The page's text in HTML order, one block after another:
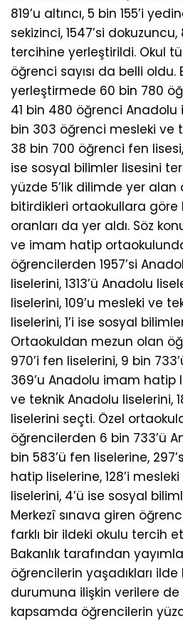
819’u altıncı, 5 bin 155’i
sekizinci, 1547’si
tercihine yerleştirildi. Okul
öğrenci sayısı da belli
yerleştirmede 60 bin 780
41 bin 480 öğrenci
bin 303 öğrenci mesleki ve
38 bin 700 öğrenci fen
ise sosyal bilimler lisesini
yüzde 5’lik dilimde yer alan
bitirdikleri ortaokullara göre
oranları da yer aldı. Söz
ve imam hatip
öğrencilerden 1957’si
liselerini, 1313’ü Anadolu
liselerini, 109’u mesleki ve
liselerini, 1’i ise sosyal
Ortaokuldan mezun olan
970’i fen liselerini, 9 bin
369’u Anadolu imam hatip
ve teknik Anadolu liselerini,
liselerini seçti. Özel
öğrencilerden 6 bin 733’ü
bin 583’ü fen liselerine,
hatip liselerine, 128’i
liselerini, 4’ü ise sosyal
Merkezî sınava giren
farklı bir ildeki okulu tercih
Bakanlık tarafından
öğrencilerin yaşadıkları
durumuna ilişkin verilere de
kapsamda öğrencilerin